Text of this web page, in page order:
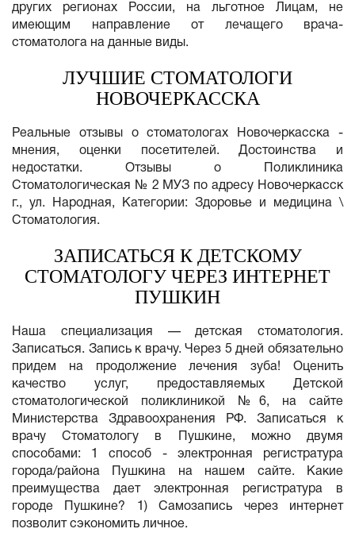
других регионах России, на льготное Лицам, не
имеющим направление от лечащего врача-
стоматолога на данные виды.
ЛУЧШИЕ СТОМАТОЛОГИ
НОВОЧЕРКАССКА
Реальные отзывы о стоматологах Новочеркасска -
мнения, оценки посетителей. Достоинства и
недостатки. Отзывы о Поликлиника
Стоматологическая № 2 МУЗ по адресу Новочеркасск
г., ул. Народная, Категории: Здоровье и медицина \
Стоматология.
ЗАПИСАТЬСЯ К ДЕТСКОМУ
СТОМАТОЛОГУ ЧЕРЕЗ ИНТЕРНЕТ
ПУШКИН
Наша специализация — детская стоматология.
Записаться. Запись к врачу. Через 5 дней обязательно
придем на продолжение лечения зуба! Оценить
качество услуг, предоставляемых Детской
стоматологической поликлиникой №6, на сайте
Министерства Здравоохранения РФ. Записаться к
врачу Стоматологу в Пушкине, можно двумя
способами: 1 способ - электронная регистратура
города/района Пушкина на нашем сайте. Какие
преимущества дает электронная регистратура в
городе Пушкине? 1) Самозапись через интернет
позволит сэкономить личное.